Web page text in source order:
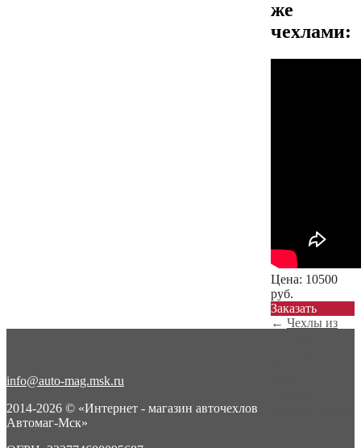
же
чехлами:
Цена: 10500
руб.
Заказать
← Чехлы из
info@auto-mag.msk.ru
2014-2026 © «Интернет - магазин авточехлов
Автомаг-Мск»